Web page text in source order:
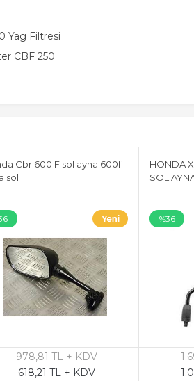
Yag Filtresi
CBF 250
Cbr 600 F sol ayna 600f
sol
978,81 TL + KDV
618,21 TL + KDV
HONDA
SOL
%36